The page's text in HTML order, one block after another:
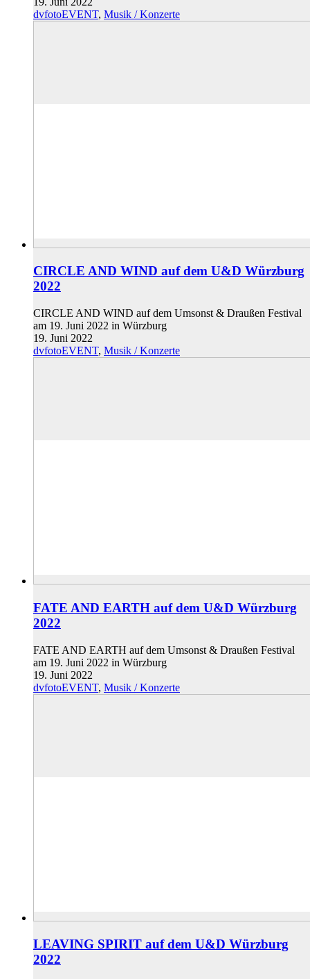
dvfotoEVENT, Musik / Konzerte
CIRCLE AND WIND auf dem U&D Würzburg
2022
CIRCLE AND WIND auf dem Umsonst & Draußen Festival
am 19. Juni 2022 in Würzburg
19. Juni 2022
dvfotoEVENT, Musik / Konzerte
FATE AND EARTH auf dem U&D Würzburg
2022
FATE AND EARTH auf dem Umsonst & Draußen Festival
am 19. Juni 2022 in Würzburg
19. Juni 2022
dvfotoEVENT, Musik / Konzerte
LEAVING SPIRIT auf dem U&D Würzburg
2022